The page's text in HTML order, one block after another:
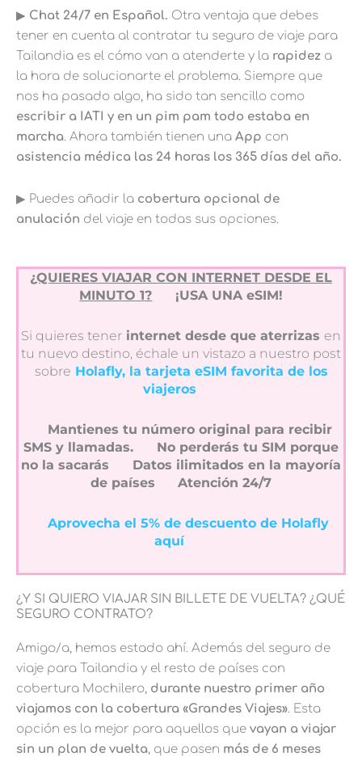
▶︎ Chat 24/7 en Español. Otra ventaja que debes
tener en cuenta al contratar tu seguro de viaje para
Tailandia es el cómo van a atenderte y la rapidez a
la hora de solucionarte el problema. Siempre que
nos ha pasado algo, ha sido tan sencillo como
escribir a IATI y en un pim pam todo estaba en
marcha. Ahora también tienen una App con
asistencia médica las 24 horas los 365 días del año.
▶︎ Puedes añadir la cobertura opcional de
anulación del viaje en todas sus opciones.
¿QUIERES VIAJAR CON INTERNET DESDE EL
MINUTO 1?
¡USA UNA eSIM!
Si quieres tener internet desde que aterrizas en
tu nuevo destino, échale un vistazo a nuestro post
sobre Holafly, la tarjeta eSIM favorita de los
viajeros
Mantienes tu número original para recibir
SMS y llamadas.
No perderás tu SIM porque
no la sacarás
Datos ilimitados en la mayoría
de países
Atención 24/7
Aprovecha el 5% de descuento de Holafly
aquí
¿Y SI QUIERO VIAJAR SIN BILLETE DE VUELTA? ¿QUÉ
SEGURO CONTRATO?
Amigo/a, hemos estado ahí. Además del seguro de
viaje para Tailandia y el resto de países con
cobertura Mochilero, durante nuestro primer año
viajamos con la cobertura «Grandes Viajes». Esta
opción es la mejor para aquellos que vayan a viajar
sin un plan de vuelta, que pasen más de 6 meses